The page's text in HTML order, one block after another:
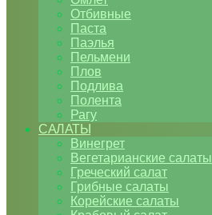
Отбивные
Паста
Паэлья
Пельмени
Плов
Подлива
Полента
Рагу
САЛАТЫ
Винегрет
Вегетарианские салаты
Греческий салат
Грибные салаты
Корейские салаты